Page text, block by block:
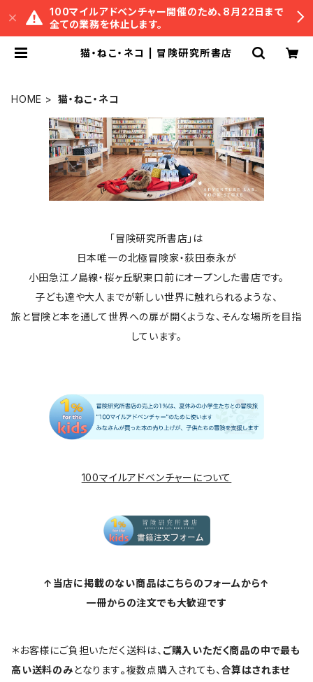
100マイルアドベンチャー開催のため、8月22日まで
全ての業務を休止します。
猫・ねこ・ネコ | 冒険研究所書店
HOME 猫・ねこ・ネコ
「冒険研究所書店」は
日本唯一の北極冒険家・荻田泰永が
小田急江ノ島線・桜ヶ丘駅東口前にオープンした書店です。
子ども達や大人までが新しい世界に触れられるような、
旅と冒険と本を通して世界への扉が開くような、そんな場所を目指
しています。
100マイルアドベンチャーについて
↑当店に掲載のない商品はこちらのフォームから↑
一冊からの注文でも大歓迎です
＊お客様にご負担いただく送料は、 ご購入いただく商品の中で最も
高い送料のみとなります。複数点購入されても、 合算はされませ